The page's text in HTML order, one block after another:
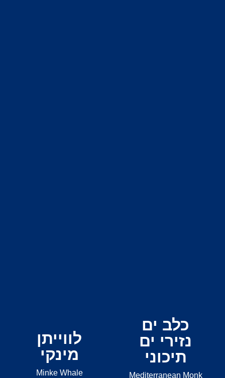
כלב ים
נזירי ים
תיכוני
Mediterranean Monk
לווייתן
מינקי
Minke Whale